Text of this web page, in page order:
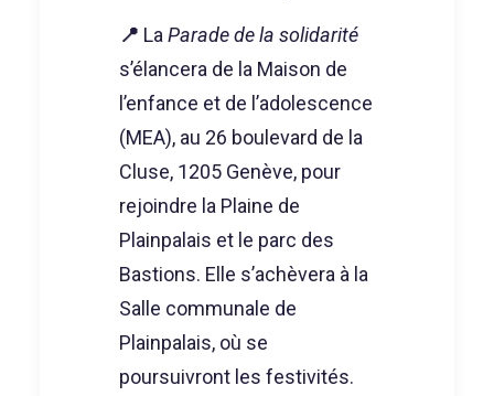
📍 La Parade de la solidarité
s’élancera de la Maison de
l’enfance et de l’adolescence
(MEA), au 26 boulevard de la
Cluse, 1205 Genève, pour
rejoindre la Plaine de
Plainpalais et le parc des
Bastions. Elle s’achèvera à la
Salle communale de
Plainpalais, où se
poursuivront les festivités.